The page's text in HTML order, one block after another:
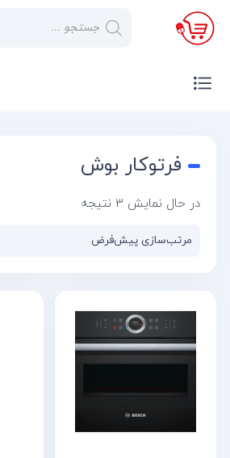
×
صفحه
صوتی و
گازی
لوازم
آشپز
و
فرتوکار بوش
در حال نمایش 3 نتیجه